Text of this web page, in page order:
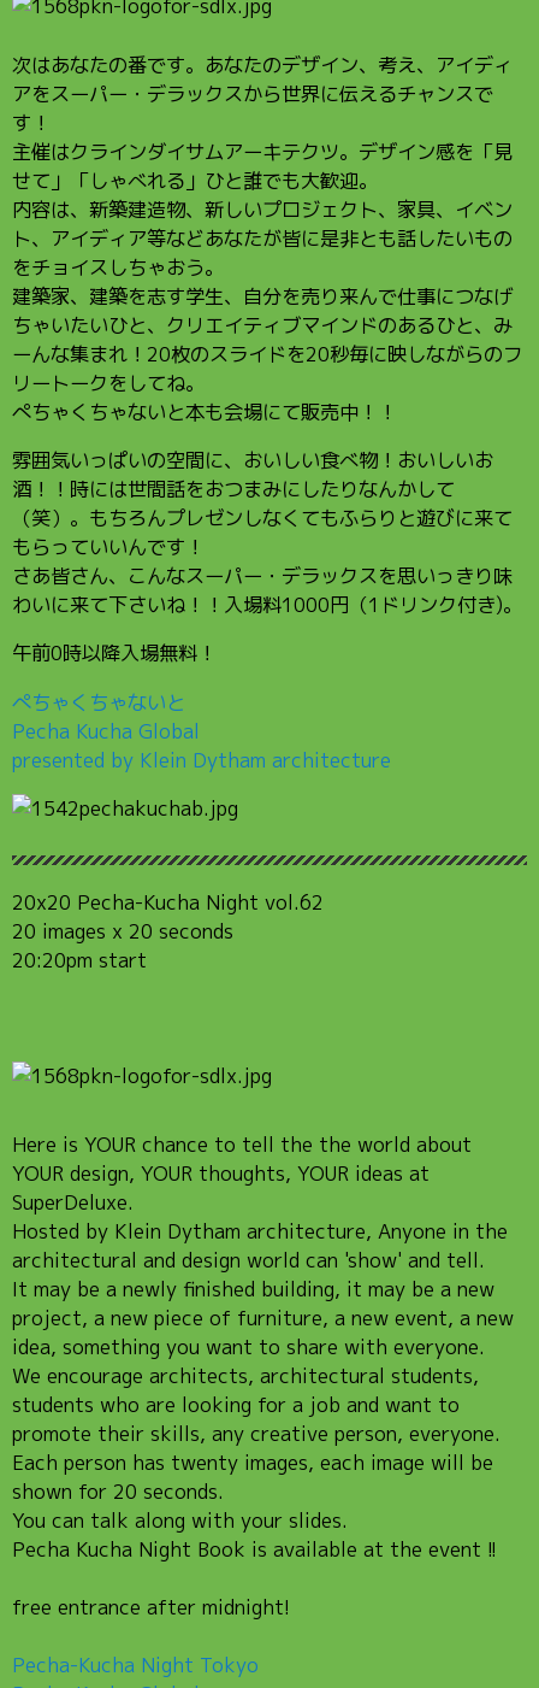
次はあなたの番です。あなたのデザイン、考え、アイディ
アをスーパー・デラックスから世界に伝えるチャンスで
す！
主催はクラインダイサムアーキテクツ。デザイン感を「見
せて」「しゃべれる」ひと誰でも大歓迎。
内容は、新築建造物、新しいプロジェクト、家具、イベン
ト、アイディア等などあなたが皆に是非とも話したいもの
をチョイスしちゃおう。
建築家、建築を志す学生、自分を売り来んで仕事につなげ
ちゃいたいひと、クリエイティブマインドのあるひと、み
ーんな集まれ！20枚のスライドを20秒毎に映しながらのフ
リートークをしてね。
ぺちゃくちゃないと本も会場にて販売中！！
雰囲気いっぱいの空間に、おいしい食べ物！おいしいお
酒！！時には世間話をおつまみにしたりなんかして
（笑）。もちろんプレゼンしなくてもふらりと遊びに来て
もらっていいんです！
さあ皆さん、こんなスーパー・デラックスを思いっきり味
わいに来て下さいね！！入場料1000円（1ドリンク付き)。
午前0時以降入場無料！
ぺちゃくちゃないと
Pecha Kucha Global
presented by Klein Dytham architecture
20x20 Pecha-Kucha Night vol.62
20 images x 20 seconds
20:20pm start
Here is YOUR chance to tell the the world about
YOUR design, YOUR thoughts, YOUR ideas at
SuperDeluxe.
Hosted by Klein Dytham architecture, Anyone in the
architectural and design world can 'show' and tell.
It may be a newly finished building, it may be a new
project, a new piece of furniture, a new event, a new
idea, something you want to share with everyone.
We encourage architects, architectural students,
students who are looking for a job and want to
promote their skills, any creative person, everyone.
Each person has twenty images, each image will be
shown for 20 seconds.
You can talk along with your slides.
Pecha Kucha Night Book is available at the event !!
free entrance after midnight!
Pecha-Kucha Night Tokyo